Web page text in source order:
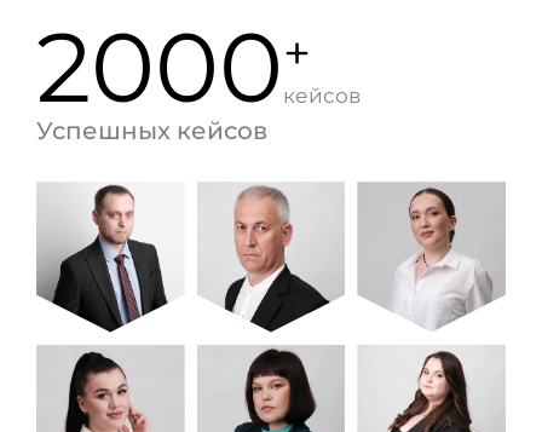
2000+
кейсов
Успешных кейсов